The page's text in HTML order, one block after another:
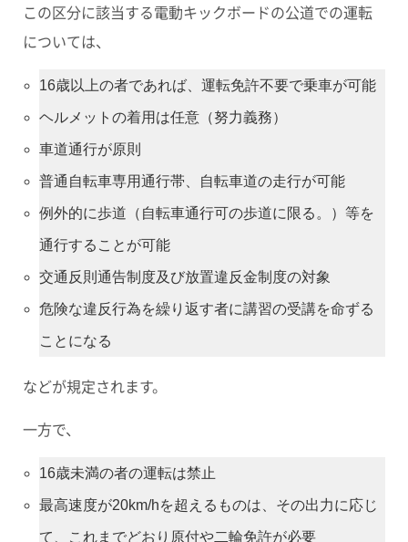
この区分に該当する電動キックボードの公道での運転
については、
16歳以上の者であれば、運転免許不要で乗車が可能
ヘルメットの着用は任意（努力義務）
車道通行が原則
普通自転車専用通行帯、自転車道の走行が可能
例外的に歩道（自転車通行可の歩道に限る。）等を
通行することが可能
交通反則通告制度及び放置違反金制度の対象
危険な違反行為を繰り返す者に講習の受講を命ずる
ことになる
などが規定されます。
一方で、
16歳未満の者の運転は禁止
最高速度が20km/hを超えるものは、その出力に応じ
て、これまでどおり原付や二輪免許が必要